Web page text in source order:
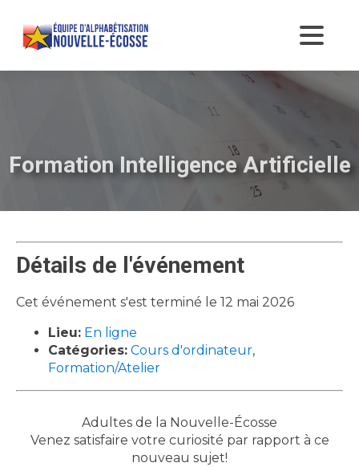
Formation Intelligence Artificielle
Détails de l'événement
Cet événement s'est terminé le 12 mai 2026
Lieu: En ligne
Catégories: Cours d'ordinateur,
Formation/Atelier
Adultes de la Nouvelle-Écosse
Venez satisfaire votre curiosité par rapport à ce
nouveau sujet!